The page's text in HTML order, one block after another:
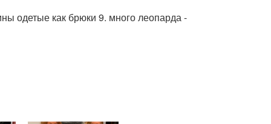
одетые как брюки 9. много леопарда -